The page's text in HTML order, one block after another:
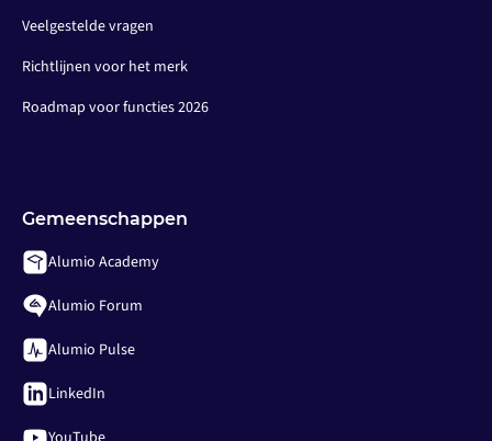
Veelgestelde vragen
Richtlijnen voor het merk
Roadmap voor functies 2026
Gemeenschappen
Alumio Academy
Alumio Forum
Alumio Pulse
LinkedIn